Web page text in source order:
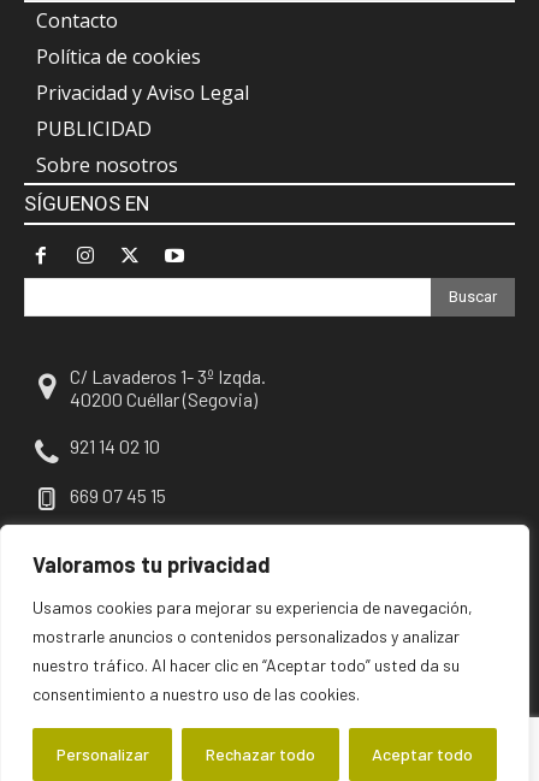
Valoramos tu privacidad
Usamos cookies para mejorar su experiencia de navegación,
mostrarle anuncios o contenidos personalizados y analizar
nuestro tráfico. Al hacer clic en “Aceptar todo” usted da su
consentimiento a nuestro uso de las cookies.
Personalizar Rechazar todo Aceptar todo
Contacto
Política de cookies
Privacidad y Aviso Legal
PUBLICIDAD
Sobre nosotros
SÍGUENOS EN
Buscar
C/ Lavaderos 1- 3º Izqda.
40200 Cuéllar (Segovia)
921 14 02 10
669 07 45 15